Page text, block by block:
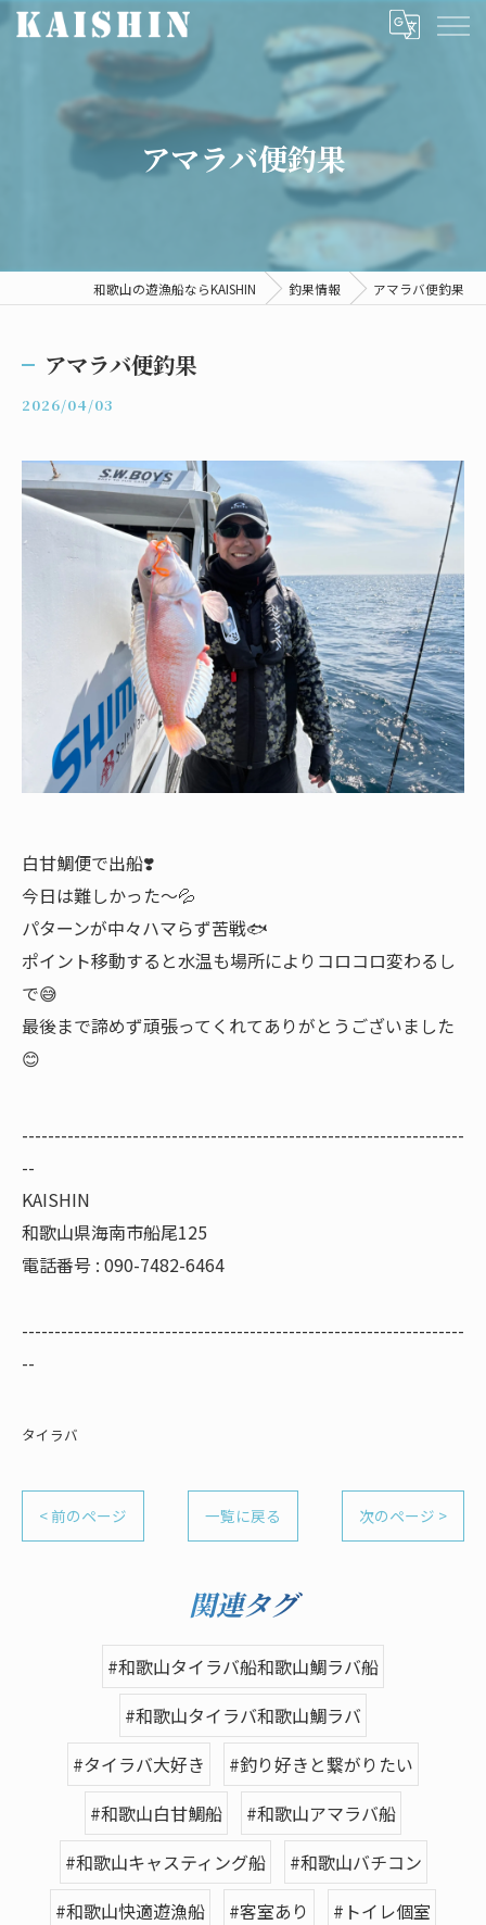
アマラバ便釣果
和歌山の遊漁船ならKAISHIN 釣果情報 アマラバ便釣果
アマラバ便釣果
2026/04/03
白甘鯛便で出船❣️
今日は難しかった〜💦
パターンが中々ハマらず苦戦🐟
ポイント移動すると水温も場所によりコロコロ変わるし
で😅
最後まで諦めず頑張ってくれてありがとうございました
😊
--------------------------------------------------------------------
--
KAISHIN
和歌山県海南市船尾125
電話番号 : 090-7482-6464
--------------------------------------------------------------------
--
タイラバ
< 前のページ 一覧に戻る 次のページ >
関連タグ
#和歌山タイラバ船和歌山鯛ラバ船
#和歌山タイラバ和歌山鯛ラバ
#タイラバ大好き
#釣り好きと繋がりたい
#和歌山白甘鯛船
#和歌山アマラバ船
#和歌山キャスティング船
#和歌山バチコン
#和歌山快適遊漁船
#客室あり
#トイレ個室